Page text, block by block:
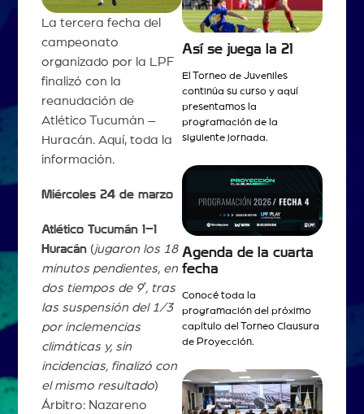
La tercera fecha del
campeonato
organizado por la LPF
finalizó con la
reanudación de
Atlético Tucumán –
Huracán. Aquí, toda la
información.
Miércoles 24 de marzo
Atlético Tucumán 1–1
Huracán(jugaron los 18
minutos pendientes, en
dos tiempos de 9′, tras
las suspensión del 1/3
por inclemencias
climáticas y, sin
incidencias, finalizó con
el mismo resultado)
Árbitro: Nazareno
Así se juega la 21
El Torneo de Juveniles
continúa su curso y aquí
presentamos la
programación de la
siguiente jornada.
Agenda de la cuarta
fecha
Conocé toda la
programación del próximo
capítulo del Torneo Clausura
de Proyección.